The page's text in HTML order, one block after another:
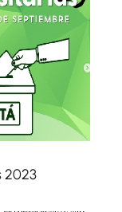
2023